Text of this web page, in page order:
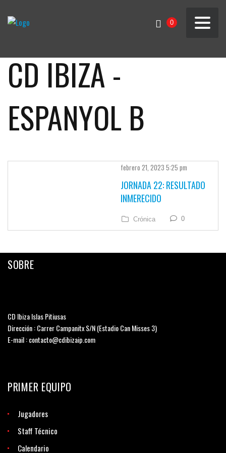
0
CD IBIZA -
ESPANYOL B
febrero 21, 2023 5:25 pm
JORNADA 22: RESULTADO
INMERECIDO
Crónica 0
SOBRE
CD Ibiza Islas Pitiusas
Dirección : Carrer Campanitx S/N (Estadio Can Misses 3)
E-mail : contacto@cdibizaip.com
PRIMER EQUIPO
Jugadores
Staff Técnico
Calendario